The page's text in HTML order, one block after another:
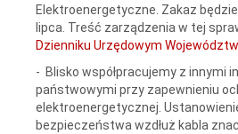
Elektroenergetyczne. Zakaz
lipca. Treść zarządzenia w tej
Dzienniku Urzędowym
- Blisko współpracujemy z innymi
państwowymi przy zapewnieniu
elektroenergetycznej.
bezpieczeństwa wzdłuż kabla